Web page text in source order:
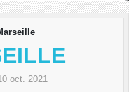
oct. 2021